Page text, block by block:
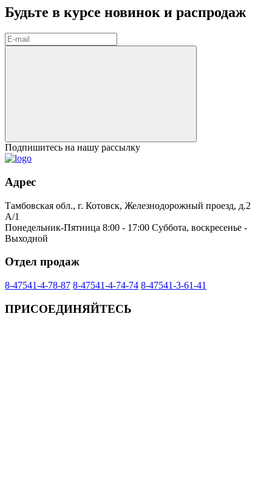
Будьте в курсе новинок и распродаж
Подпишитесь на нашу рассылку
Адрес
Тамбовская обл., г. Котовск, Железнодорожный проезд, д.2
А/1
Понедельник-Пятница 8:00 - 17:00 Суббота, воскресенье -
Выходной
Отдел продаж
8-47541-4-78-87 8-47541-4-74-74 8-47541-3-61-41
ПРИСОЕДИНЯЙТЕСЬ